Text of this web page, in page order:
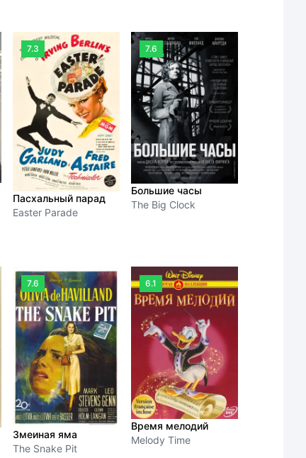
7.3
Пасхальный парад
Easter Parade
7.6
Большие часы
The Big Clock
7.6
Змеиная яма
The Snake Pit
6.1
Время мелодий
Melody Time